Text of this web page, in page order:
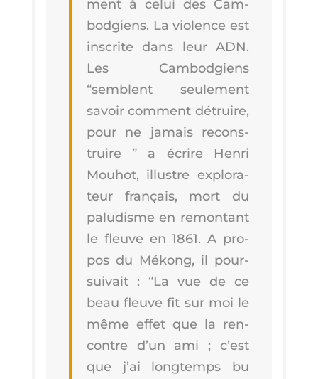
ment à celui des Cam­
bod­giens. La vio­lence est
ins­crite dans leur ADN.
Les Cam­bod­giens
“semblent seule­ment
savoir com­ment détruire,
pour ne jamais recons­
truire ” a écrire Hen­ri
Mou­hot, illustre explo­ra­
teur fran­çais, mort du
palu­disme en remon­tant
le fleuve en 1861. A pro­
pos du Mékong, il pour­
sui­vait : “La vue de ce
beau fleuve fit sur moi le
même effet que la ren­
contre d’un ami ; c’est
que j’ai long­temps bu